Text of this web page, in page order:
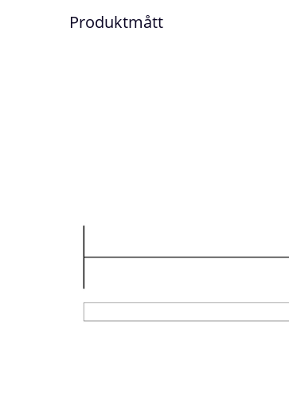
ProduktmåttFingerdocka Penna